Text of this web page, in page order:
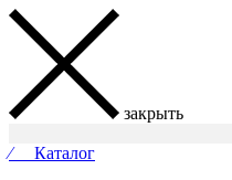
закрыть
⁄ Каталог